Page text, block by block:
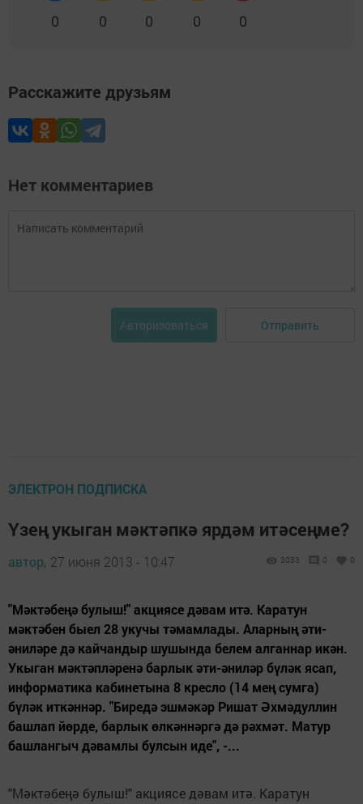
0 0 0 0 0
Расскажите друзьям
Нет комментариев
Авторизоваться Отправить
ЭЛЕКТРОН ПОДПИСКА
Үзең укыган мәктәпкә ярдәм итәсеңме?
автор, 27 июня 2013 - 10:47 3033 0 0
"Мәктәбеңә булыш!" акциясе дәвам итә. Каратун
мәктәбен быел 28 укучы тәмамлады. Аларның әти-
әниләре дә кайчандыр шушында белем алганнар икән.
Укыган мәктәпләренә барлык әти-әниләр бүләк ясап,
информатика кабинетына 8 кресло (14 мең сумга)
бүләк иткәннәр. "Биредә эшмәкәр Ришат Әхмәдуллин
башлап йөрде, барлык өлкәннәргә дә рәхмәт. Матур
башлангыч дәвамлы булсын иде", -...
"Мәктәбеңә булыш!" акциясе дәвам итә. Каратун